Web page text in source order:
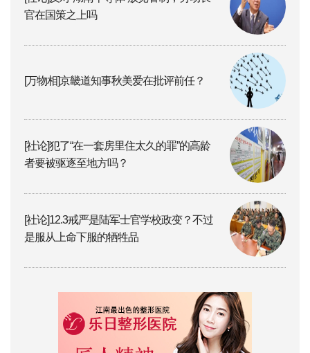
官在国策之上吗
[万物相]京畿道知事秋美爱在批评前任？
[社论]犯了“在一套房里住太久的罪”的高龄
者要被驱逐至地方吗？
[社论]12.3戒严是陆军士官学校政变？不过
是服从上命下服的牺牲品